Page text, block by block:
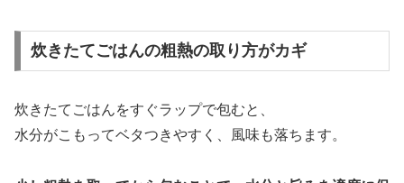
炊きたてごはんの粗熱の取り方がカギ
炊きたてごはんをすぐラップで包むと、
水分がこもってベタつきやすく、風味も落ちます。